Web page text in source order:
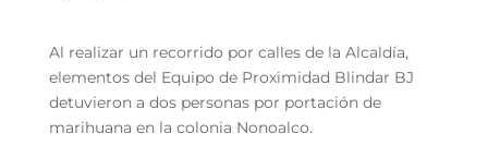
Al realizar un recorrido por calles de la Alcaldía,
elementos del Equipo de Proximidad Blindar BJ
detuvieron a dos personas por portación de
marihuana en la colonia Nonoalco.